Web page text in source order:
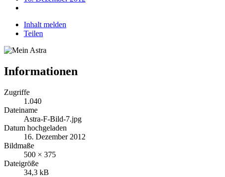
Inhalt melden
Teilen
Informationen
Zugriffe
1.040
Dateiname
Astra-F-Bild-7.jpg
Datum hochgeladen
16. Dezember 2012
Bildmaße
500 × 375
Dateigröße
34,3 kB